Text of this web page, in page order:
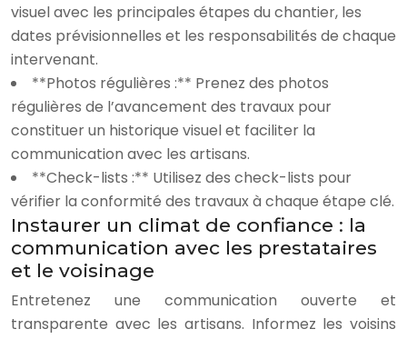
visuel avec les principales étapes du chantier, les
dates prévisionnelles et les responsabilités de chaque
intervenant.
**Photos régulières :** Prenez des photos
régulières de l’avancement des travaux pour
constituer un historique visuel et faciliter la
communication avec les artisans.
**Check-lists :** Utilisez des check-lists pour
vérifier la conformité des travaux à chaque étape clé.
Instaurer un climat de confiance : la
communication avec les prestataires
et le voisinage
Entretenez une communication ouverte et
transparente avec les artisans. Informez les voisins